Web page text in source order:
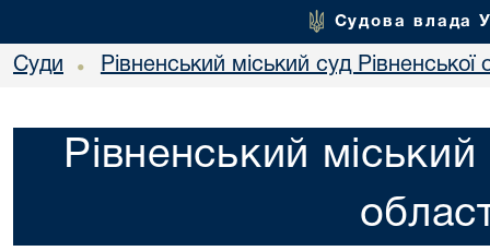
Судова влада
Суди • Рівненський міський суд Рівненської
Рівненський міський